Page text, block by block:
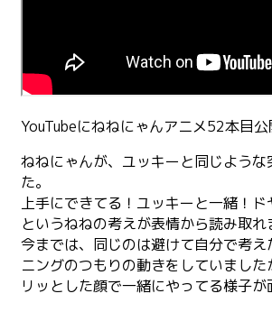
YouTubeにねねにゃんアニメ52本目公
ねねにゃんが、ユッキーと同じような
た。
上手にできてる！ユッキーと一緒！ド
というねねの考えが表情から読み取れ
今までは、同じのは避けて自分で考え
ニングのつもりの動きをしていました
リッとした顔で一緒にやってる様子が